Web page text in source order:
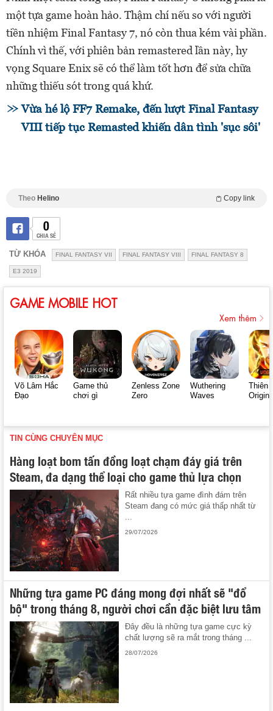
một tựa game hoàn hảo. Thậm chí nếu so với người
tiền nhiệm Final Fantasy 7, nó còn thua kém vài phần.
Chính vì thế, với phiên bản remastered lần này, hy
vọng Square Enix sẽ có thể làm tốt hơn để sửa chữa
những thiếu sót trong quá khứ.
Vừa hé lộ FF7 Remake, đến lượt Final Fantasy
VIII tiếp tục Remasted khiến dân tình 'sục sôi'
Theo Helino Copy link
0
CHIA SẺ
TỪ KHÓA FINAL FANTASY VII FINAL FANTASY VIII FINAL FANTASY 8
E3 2019
GAME MOBILE HOT
Xem thêm
Võ Lâm Hắc
Đạo
Game thủ
chơi gì
Zenless Zone
Zero
Wuthering
Waves
Thiên
Origin
TIN CÙNG CHUYÊN MỤC
Hàng loạt bom tấn đồng loạt chạm đáy giá trên
Steam, đa dạng thể loại cho game thủ lựa chọn
Rất nhiều tựa game đình đám trên
Steam đang có mức giá thấp nhất từ
29/07/2026
Những tựa game PC đáng mong đợi nhất sẽ "đổ
bộ" trong tháng 8, người chơi cần đặc biệt lưu tâm
Đây đều là những tựa game cực kỳ
chất lượng sẽ ra mắt trong tháng ...
28/07/2026